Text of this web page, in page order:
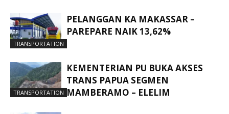
TRANSPORTATION
PELANGGAN KA MAKASSAR –
PAREPARE NAIK 13,62%
TRANSPORTATION
KEMENTERIAN PU BUKA AKSES
TRANS PAPUA SEGMEN
MAMBERAMO – ELELIM